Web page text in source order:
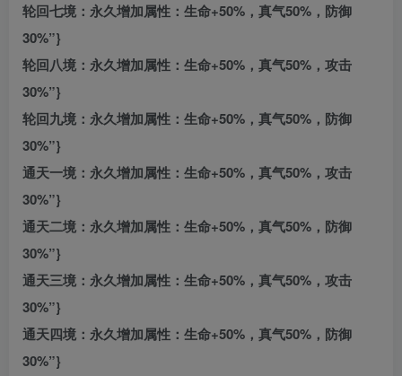
轮回七境：永久增加属性：生命+50%，真气50%，防御
30%”}
轮回八境：永久增加属性：生命+50%，真气50%，攻击
30%”}
轮回九境：永久增加属性：生命+50%，真气50%，防御
30%”}
通天一境：永久增加属性：生命+50%，真气50%，攻击
30%”}
通天二境：永久增加属性：生命+50%，真气50%，防御
30%”}
通天三境：永久增加属性：生命+50%，真气50%，攻击
30%”}
通天四境：永久增加属性：生命+50%，真气50%，防御
30%”}